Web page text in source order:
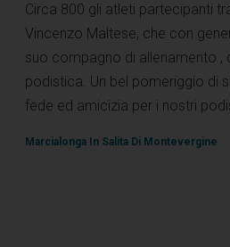
Circa 800 gli atleti partecipanti
Vincenzo Maltese, che con
suo compagno di allenamento ,
podistica. Un bel pomeriggio di
fede ed amicizia per i nostri
Marcialonga In Salita Di Montevergine